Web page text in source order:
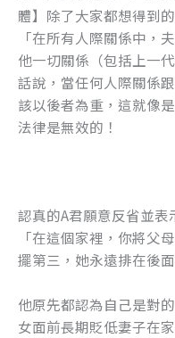
體】除了大家都想得到
「在所有人際關係中，
他一切關係（包括上一
話說，當任何人際關係
該以後者為重，這就像
法律是無效的！
認真的A君願意反省並表
「在這個家裡，你將父
擺第三，她永遠排在後
他原先都認為自己是對
女面前長期貶低妻子在